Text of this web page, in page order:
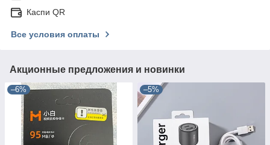
Каспи QR
Все условия оплаты
Акционные предложения и новинки
–6% –5%